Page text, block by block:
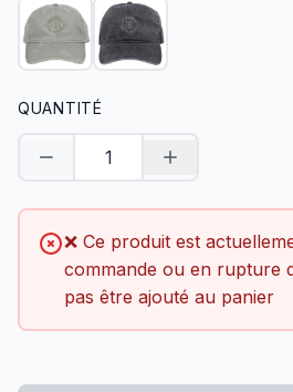
QUANTITÉ
Diminuer la quantitéAugmenter la
❌ Ce produit est
commande ou en rupture
pas être ajouté au panier